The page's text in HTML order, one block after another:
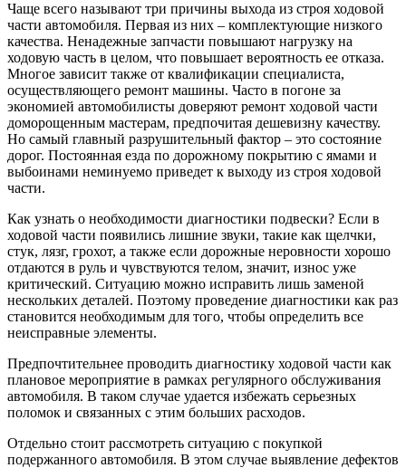
Чаще всего называют три причины выхода из строя ходовой
части автомобиля. Первая из них – комплектующие низкого
качества. Ненадежные запчасти повышают нагрузку на
ходовую часть в целом, что повышает вероятность ее отказа.
Многое зависит также от квалификации специалиста,
осуществляющего ремонт машины. Часто в погоне за
экономией автомобилисты доверяют ремонт ходовой части
доморощенным мастерам, предпочитая дешевизну качеству.
Но самый главный разрушительный фактор – это состояние
дорог. Постоянная езда по дорожному покрытию с ямами и
выбоинами неминуемо приведет к выходу из строя ходовой
части.
Как узнать о необходимости диагностики подвески? Если в
ходовой части появились лишние звуки, такие как щелчки,
стук, лязг, грохот, а также если дорожные неровности хорошо
отдаются в руль и чувствуются телом, значит, износ уже
критический. Ситуацию можно исправить лишь заменой
нескольких деталей. Поэтому проведение диагностики как раз
становится необходимым для того, чтобы определить все
неисправные элементы.
Предпочтительнее проводить диагностику ходовой части как
плановое мероприятие в рамках регулярного обслуживания
автомобиля. В таком случае удается избежать серьезных
поломок и связанных с этим больших расходов.
Отдельно стоит рассмотреть ситуацию с покупкой
подержанного автомобиля. В этом случае выявление дефектов